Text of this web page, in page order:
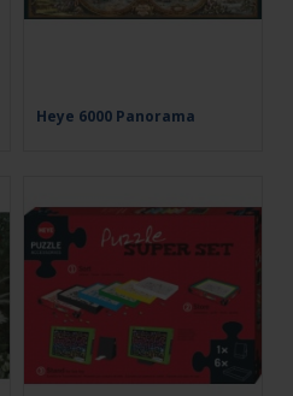
Heye 6000 Panorama